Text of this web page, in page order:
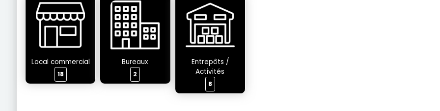
Local commercial
18
Bureaux
2
Entrepôts /
Activités
8